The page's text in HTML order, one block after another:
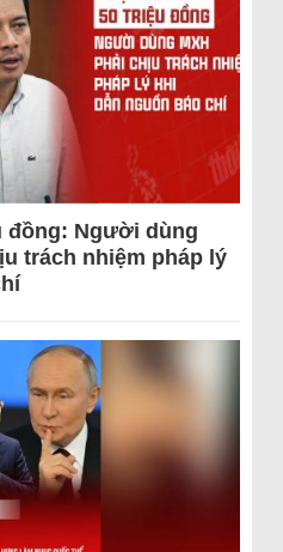
đồng: Người dùng
trách nhiệm pháp lý